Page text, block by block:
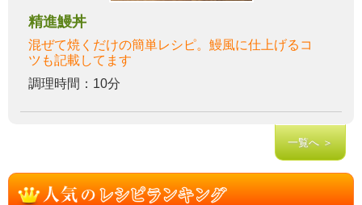
精進鰻丼
混ぜて焼くだけの簡単レシピ。鰻風に仕上げるコ
ツも記載してます
調理時間：10分
一覧へ ＞